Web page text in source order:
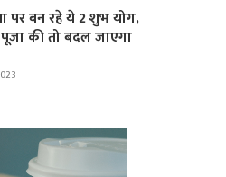
पर बन रहे ये 2 शुभ योग,
की तो बदल जाएगा